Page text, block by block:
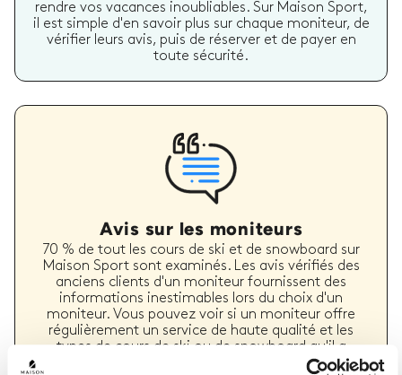
rendre vos vacances inoubliables. Sur Maison Sport,
il est simple d'en savoir plus sur chaque moniteur, de
vérifier leurs avis, puis de réserver et de payer en
toute sécurité.
Avis sur les moniteurs
70 % de tout les cours de ski et de snowboard sur
Maison Sport sont examinés. Les avis vérifiés des
anciens clients d'un moniteur fournissent des
informations inestimables lors du choix d'un
moniteur. Vous pouvez voir si un moniteur offre
régulièrement un service de haute qualité et les
types de cours de ski ou de snowboard qu'il a